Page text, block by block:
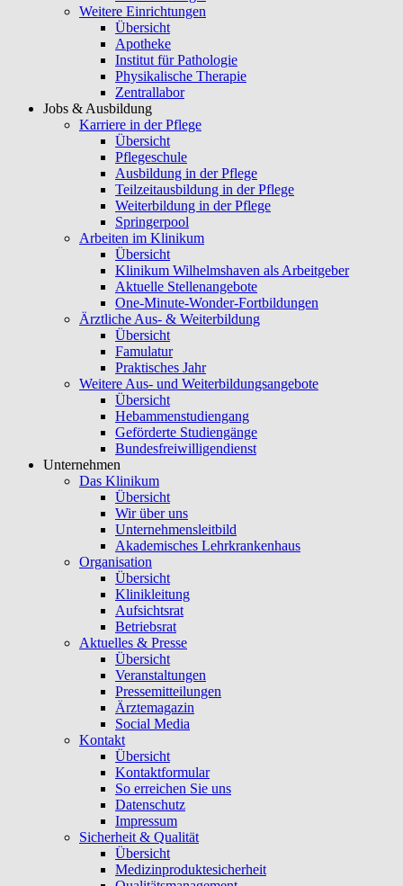
Weitere Einrichtungen
Übersicht
Apotheke
Institut für Pathologie
Physikalische Therapie
Zentrallabor
Jobs & Ausbildung
Karriere in der Pflege
Übersicht
Pflegeschule
Ausbildung in der Pflege
Teilzeitausbildung in der Pflege
Weiterbildung in der Pflege
Springerpool
Arbeiten im Klinikum
Übersicht
Klinikum Wilhelmshaven als Arbeitgeber
Aktuelle Stellenangebote
One-Minute-Wonder-Fortbildungen
Ärztliche Aus- & Weiterbildung
Übersicht
Famulatur
Praktisches Jahr
Weitere Aus- und Weiterbildungsangebote
Übersicht
Hebammenstudiengang
Geförderte Studiengänge
Bundesfreiwilligendienst
Unternehmen
Das Klinikum
Übersicht
Wir über uns
Unternehmensleitbild
Akademisches Lehrkrankenhaus
Organisation
Übersicht
Klinikleitung
Aufsichtsrat
Betriebsrat
Aktuelles & Presse
Übersicht
Veranstaltungen
Pressemitteilungen
Ärztemagazin
Social Media
Kontakt
Übersicht
Kontaktformular
So erreichen Sie uns
Datenschutz
Impressum
Sicherheit & Qualität
Übersicht
Medizinproduktesicherheit